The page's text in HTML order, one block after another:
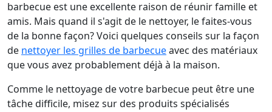
barbecue est une excellente raison de réunir famille et
amis. Mais quand il s'agit de le nettoyer, le faites-vous
de la bonne façon? Voici quelques conseils sur la façon
de nettoyer les grilles de barbecueavec des matériaux
que vous avez probablement déjà à la maison.
Comme le nettoyage de votre barbecue peut être une
tâche difficile, misez sur des produits spécialisés